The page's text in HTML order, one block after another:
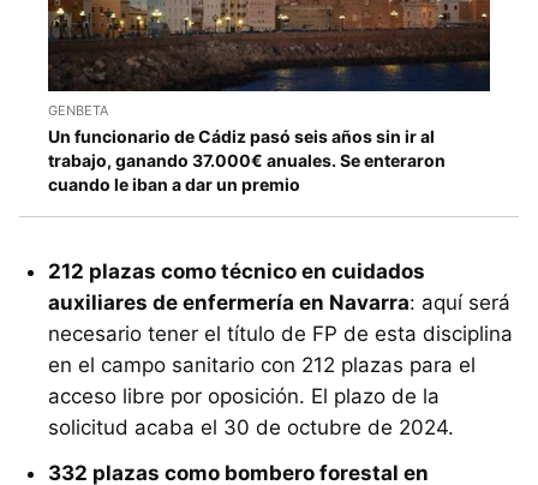
GENBETA
Un funcionario de Cádiz pasó seis años sin ir al
trabajo, ganando 37.000€ anuales. Se enteraron
cuando le iban a dar un premio
212 plazas como técnico en cuidados
auxiliares de enfermería en Navarra: aquí será
necesario tener el título de FP de esta disciplina
en el campo sanitario con 212 plazas para el
acceso libre por oposición. El plazo de la
solicitud acaba el 30 de octubre de 2024.
332 plazas como bombero forestal en